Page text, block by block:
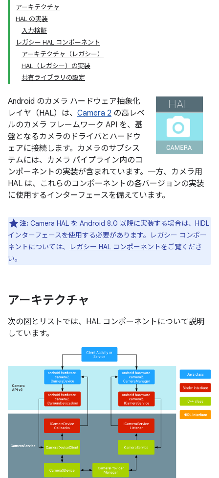
アーキテクチャ
HAL の実装
入力検証
レガシー HAL コンポーネント
アーキテクチャ（レガシー）
HAL（レガシー）の実装
共有ライブラリの設定
Android のカメラ ハードウェア抽象化
レイヤ（HAL）は、 Camera 2 の高レベ
ルのカメラ フレームワーク API を、基
盤となるカメラのドライバとハードウ
ェアに接続します。カメラのサブシス
テムには、カメラ パイプライン内のコ
ンポーネントの実装が含まれています。一方、カメラ用
HAL は、これらのコンポーネントの各バージョンの実装
に使用するインターフェースを備えています。
注: Camera HAL を Android 8.0 以降に実装する場合は、HIDL
インターフェースを使用する必要があります。レガシー コンポー
ネントについては、
レガシー HAL コンポーネントをご覧くださ
い。
アーキテクチャ
次の図とリストでは、HAL コンポーネントについて説明
しています。